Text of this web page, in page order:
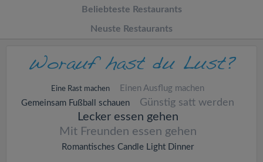
Beliebteste Restaurants
Neuste Restaurants
Eine Rast machen
Einen Ausflug machen
Gemeinsam Fußball schauen
Günstig satt werden
Lecker essen gehen
Mit Freunden essen gehen
Romantisches Candle Light Dinner